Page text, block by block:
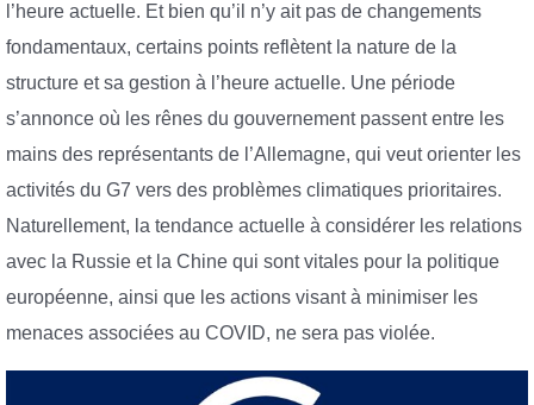
l’heure actuelle. Et bien qu’il n’y ait pas de changements
fondamentaux, certains points reflètent la nature de la
structure et sa gestion à l’heure actuelle. Une période
s’annonce où les rênes du gouvernement passent entre les
mains des représentants de l’Allemagne, qui veut orienter les
activités du G7 vers des problèmes climatiques prioritaires.
Naturellement, la tendance actuelle à considérer les relations
avec la Russie et la Chine qui sont vitales pour la politique
européenne, ainsi que les actions visant à minimiser les
menaces associées au COVID, ne sera pas violée.